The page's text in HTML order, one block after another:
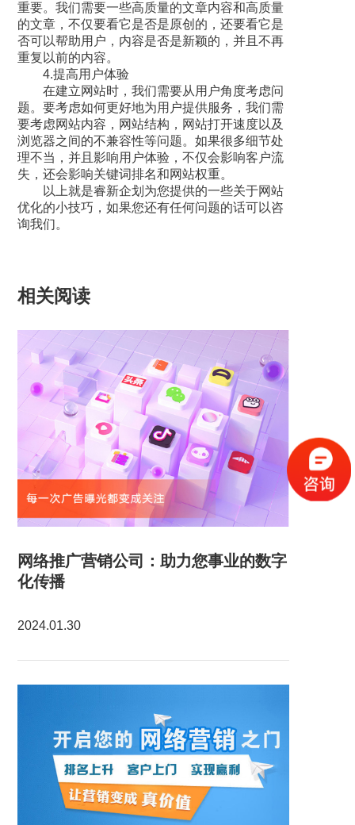
重要。我们需要一些高质量的文章内容和高质量
的文章，不仅要看它是否是原创的，还要看它是
否可以帮助用户，内容是否是新颖的，并且不再
重复以前的内容。
4.提高用户体验
在建立网站时，我们需要从用户角度考虑问
题。要考虑如何更好地为用户提供服务，我们需
要考虑网站内容，网站结构，网站打开速度以及
浏览器之间的不兼容性等问题。如果很多细节处
理不当，并且影响用户体验，不仅会影响客户流
失，还会影响关键词排名和网站权重。
以上就是睿新企划为您提供的一些关于网站
优化的小技巧，如果您还有任何问题的话可以咨
询我们。
相关阅读
网络推广营销公司：助力您事业的数字
化传播
2024.01.30